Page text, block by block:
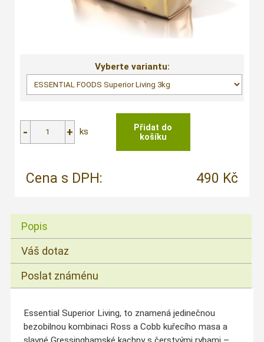
Vyberte variantu:
ks
Cena s DPH: 490 Kč
Popis
Váš dotaz
Poslat známénu
Essential Superior Living, to znamená jedinečnou
bezobilnou kombinaci Ross a Cobb kuřecího masa a